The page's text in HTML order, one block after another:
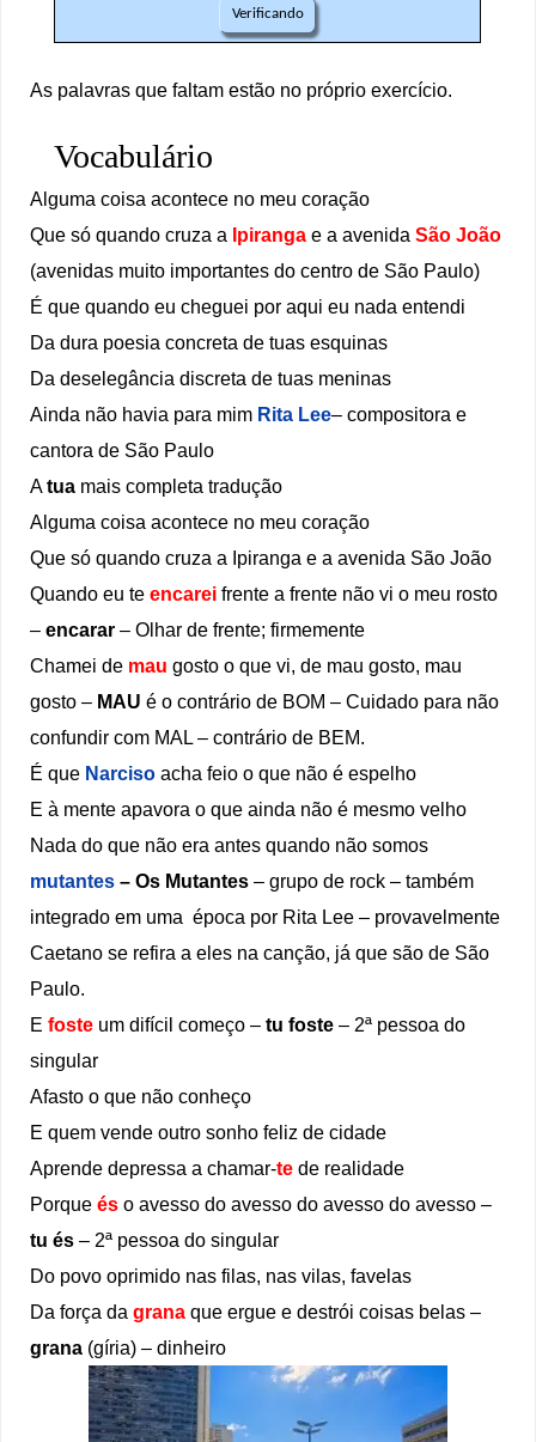
As palavras que faltam estão no próprio exercício.
Vocabulário
Alguma coisa acontece no meu coração
Que só quando cruza a Ipiranga e a avenidaSão João
(avenidas muito importantes do centro de São Paulo)
É que quando eu cheguei por aqui eu nada entendi
Da dura poesia concreta de tuas esquinas
Da deselegância discreta de tuas meninas
Ainda não havia para mim Rita Lee– compositora e
cantora de São Paulo
Atua mais completa tradução
Alguma coisa acontece no meu coração
Que só quando cruza a Ipiranga e a avenida São João
Quando eu teencarei frente a frente não vi o meu rosto
–encarar – Olhar de frente; firmemente
Chamei de mau gosto o que vi, de mau gosto, mau
gosto – MAU é o contrário de BOM – Cuidado para não
confundir com MAL – contrário de BEM.
É que Narciso acha feio o que não é espelho
E à mente apavora o que ainda não é mesmo velho
Nada do que não era antes quando não somos
mutantes – Os Mutantes– grupo de rock – também
integrado em uma época por Rita Lee – provavelmente
Caetano se refira a eles na canção, já que são de São
Paulo.
Efoste um difícil começo –tu foste – 2ª pessoa do
singular
Afasto o que não conheço
E quem vende outro sonho feliz de cidade
Aprende depressa a chamar-te de realidade
Porqueés o avesso do avesso do avesso do avesso –
tu és – 2ª pessoa do singular
Do povo oprimido nas filas, nas vilas, favelas
Da força dagrana que ergue e destrói coisas belas –
grana (gíria) – dinheiro